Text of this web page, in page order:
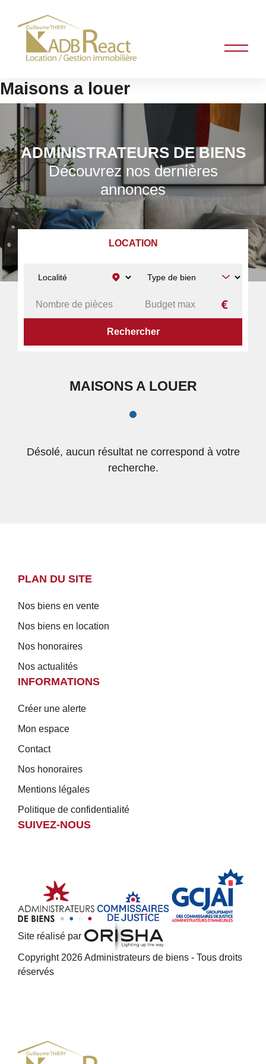
Maisons a louer
ADMINISTRATEURS DE BIENS
Découvrez nos dernières
annonces
LOCATION
A LOUER
MAISONS A LOUER
Désolé, aucun résultat ne correspond à votre
recherche.
PLAN DU SITE
Nos biens en vente
Nos biens en location
Nos honoraires
Nos actualités
INFORMATIONS
Créer une alerte
Mon espace
Contact
Nos honoraires
Mentions légales
Politique de confidentialité
SUIVEZ-NOUS
Site réalisé par
Copyright 2026 Administrateurs de biens - Tous droits
réservés